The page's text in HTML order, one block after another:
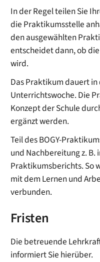
In der Regel teilen Sie
die Praktikumsstelle
den ausgewählten
entscheidet dann, ob
wird.
Das Praktikum dauert in
Unterrichtswoche. Die
Konzept der Schule
ergänzt werden.
Teil des BOGY-
und Nachbereitung z. B.
Praktikumsberichts. So
mit dem Lernen und
verbunden.
Fristen
Die betreuende
informiert Sie hierüber.